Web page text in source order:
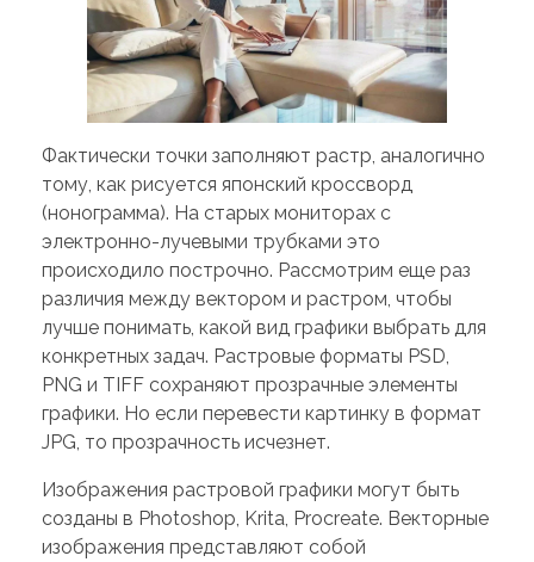
Фактически точки заполняют растр, аналогично
тому, как рисуется японский кроссворд
(нонограмма). На старых мониторах с
электронно-лучевыми трубками это
происходило построчно. Рассмотрим еще раз
различия между вектором и растром, чтобы
лучше понимать, какой вид графики выбрать для
конкретных задач. Растровые форматы PSD,
PNG и TIFF сохраняют прозрачные элементы
графики. Но если перевести картинку в формат
JPG, то прозрачность исчезнет.
Изображения растровой графики могут быть
созданы в Photoshop, Krita, Procreate. Векторные
изображения представляют собой